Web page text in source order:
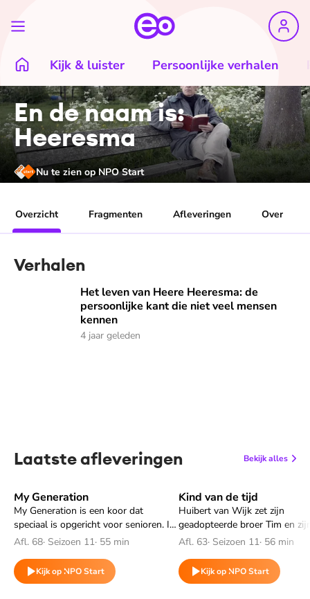
Kijk & luister Persoonlijke verhalen
En de naam is:
Heeresma
Nu te zien op NPO Start
Overzicht Fragmenten Afleveringen Over
Verhalen
Het leven van Heere Heeresma: de persoonlijke kant die
Het leven van Heere Heeresma: de
persoonlijke kant die niet veel mensen
kennen
4 jaar geleden
Laatste afleveringen Bekijk alles
My Generation
My Generation is een koor dat
speciaal is opgericht voor senioren. In
deze documentaire wordt het koor
optreden ooit: het openen van het
rockfestival de Zwarte Cross.
Afl. 68· Seizoen 11· 55 min
Kijk op NPO Start
Speel "My Generation" af Kind van de tijd
Huibert van Wijk zet zijn
geadopteerde broer Tim en
Lex tegenover elkaar. Beiden
schaduwkant waar ouder en
nog altijd moeite mee hebben.
Afl. 63· Seizoen 11· 56 min
Kijk op NPO Start
Speel "Kind van de tijd" af